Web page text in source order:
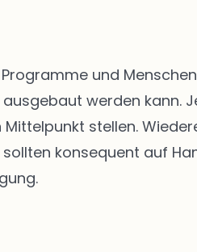
und
werden kann.
stellen.
konsequent auf